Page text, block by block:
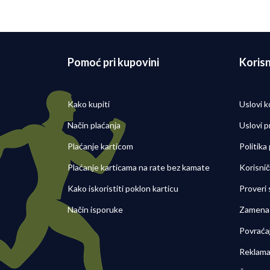
Pomoć pri kupovini
Kako kupiti
Način plaćanja
Plaćanje karticom
Plaćanje karticama na rate bez kamate
Kako iskoristiti poklon karticu
Način isporuke
Uslovi
Uslovi
Politika
Proveri